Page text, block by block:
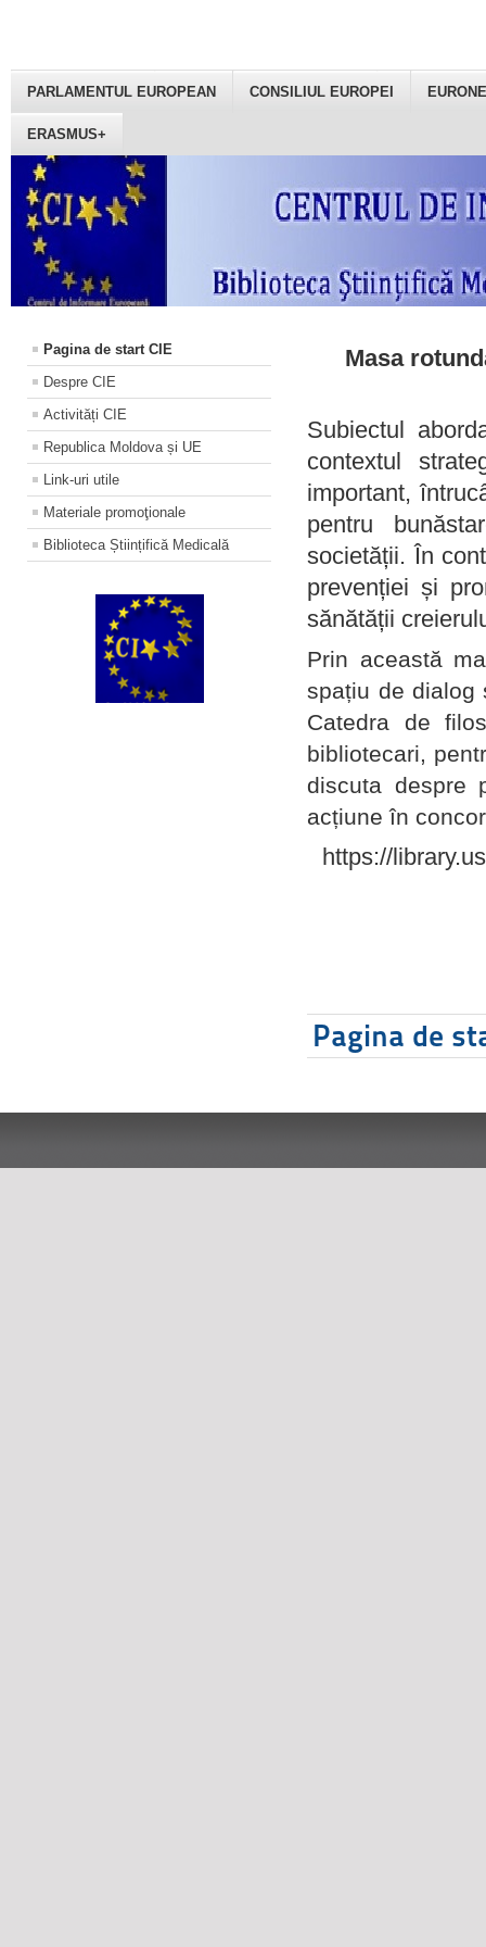
PARLAMENTUL EUROPEAN CONSILIUL EUROPEI
ERASMUS+
Pagina de start CIE
Despre CIE
Activități CIE
Republica Moldova și UE
Link-uri utile
Materiale promoţionale
Biblioteca Științifică Medicală
Masa
Subiectul
contextul
important,
pentru
societății. În
prevenției și
sănătății
Prin această
spațiu de dialog
Catedra de
bibliotecari,
discuta despre
acțiune în
https://
Pagina de